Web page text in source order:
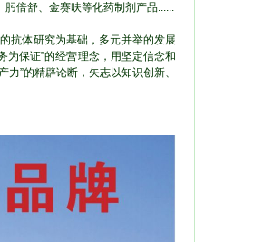
倍舒、金赛呋等化药制剂产品......
抗体研究为基础，多元并举的发展
为保证”的经营理念，用坚定信念和
”的精辟论断，矢志以知识创新、